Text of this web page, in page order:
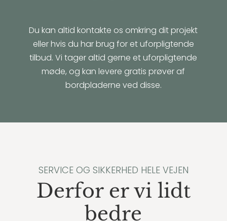
Du kan altid kontakte os omkring dit projekt
eller hvis du har brug for et uforpligtende
tilbud. Vi tager altid gerne et uforpligtende
møde, og kan levere gratis prøver af
bordpladerne ved disse.
SERVICE OG SIKKERHED HELE VEJEN
Derfor er vi lidt
bedre